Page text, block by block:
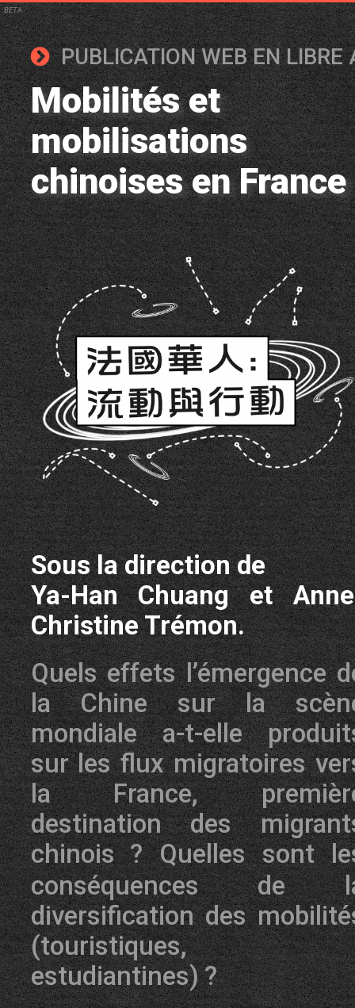
BETA
PUBLICATION WEB EN LIBRE
Mobilités et
mobilisations
chinoises en France
Sous la direction de
Ya-Han Chuang et
Christine Trémon.
Quels effets l’émergence
la Chine sur la
mondiale a-t-elle
sur les flux migratoires
la France,
destination des
chinois ? Quelles sont
conséquences de
diversification des
(touristiques,
estudiantines)?